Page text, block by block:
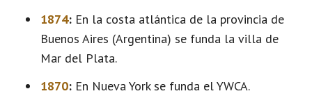
1874: En la costa atlántica de la provincia de
Buenos Aires (Argentina) se funda la villa de
Mar del Plata.
1870: En Nueva York se funda el YWCA.